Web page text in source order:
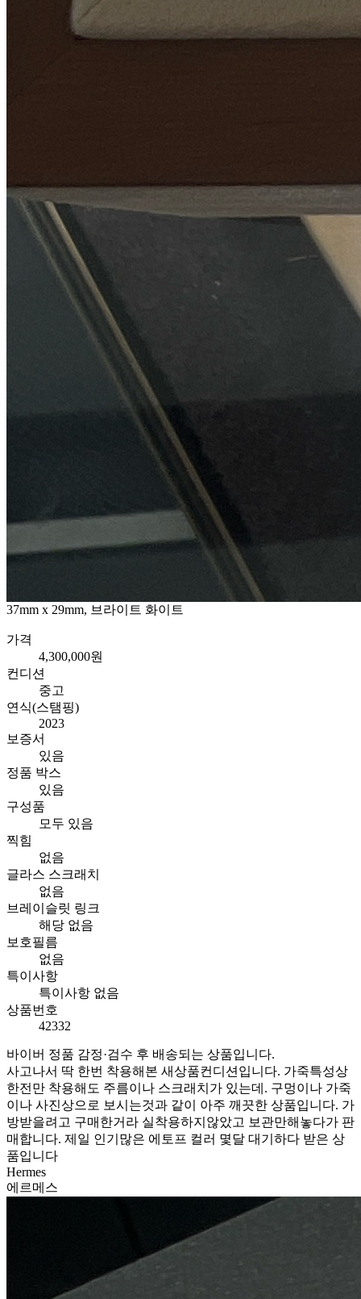
37mm x 29mm, 브라이트 화이트
가격
4,300,000원
컨디션
중고
연식(스탬핑)
2023
보증서
있음
정품 박스
있음
구성품
모두 있음
찍힘
없음
글라스 스크래치
없음
브레이슬릿 링크
해당 없음
보호필름
없음
특이사항
특이사항 없음
상품번호
42332
바이버 정품 감정·검수 후 배송되는 상품입니다.
사고나서 딱 한번 착용해본 새상품컨디션입니다. 가죽특성상
한전만 착용해도 주름이나 스크래치가 있는데. 구멍이나 가죽
이나 사진상으로 보시는것과 같이 아주 깨끗한 상품입니다. 가
방받을려고 구매한거라 실착용하지않았고 보관만해놓다가 판
매합니다. 제일 인기많은 에토프 컬러 몇달 대기하다 받은 상
품입니다
Hermes
에르메스